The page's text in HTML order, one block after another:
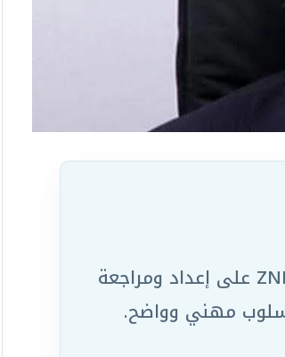
يعمل ضمن الفريق التحريري في موقع ZNN على إعداد ومراجعة
مهني وواضح.